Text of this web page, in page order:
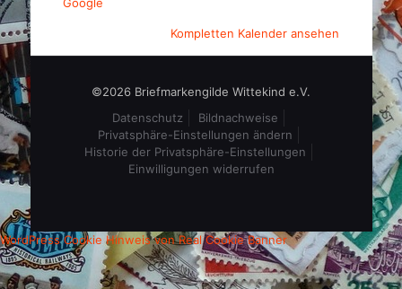
Kompletten Kalender ansehen
©2026 Briefmarkengilde Wittekind e.V.
Datenschutz
Bildnachweise
Privatsphäre-Einstellungen ändern
Historie der Privatsphäre-Einstellungen
Einwilligungen widerrufen
WordPress Cookie Hinweis von Real Cookie Banner